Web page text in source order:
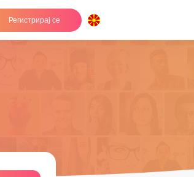
Регистрирај се